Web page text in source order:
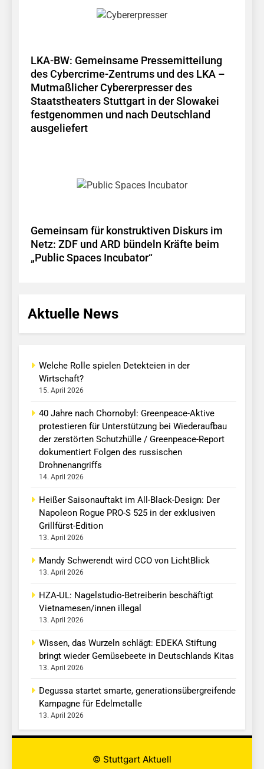
LKA-BW: Gemeinsame Pressemitteilung
des Cybercrime-Zentrums und des LKA –
Mutmaßlicher Cybererpresser des
Staatstheaters Stuttgart in der Slowakei
festgenommen und nach Deutschland
ausgeliefert
Gemeinsam für konstruktiven Diskurs im
Netz: ZDF und ARD bündeln Kräfte beim
„Public Spaces Incubator“
Aktuelle News
Welche Rolle spielen Detekteien in der
Wirtschaft?
15. April 2026
40 Jahre nach Chornobyl: Greenpeace-Aktive
protestieren für Unterstützung bei Wiederaufbau
der zerstörten Schutzhülle / Greenpeace-Report
dokumentiert Folgen des russischen
Drohnenangriffs
14. April 2026
Heißer Saisonauftakt im All-Black-Design: Der
Napoleon Rogue PRO-S 525 in der exklusiven
Grillfürst-Edition
13. April 2026
Mandy Schwerendt wird CCO von LichtBlick
13. April 2026
HZA-UL: Nagelstudio-Betreiberin beschäftigt
Vietnamesen/innen illegal
13. April 2026
Wissen, das Wurzeln schlägt: EDEKA Stiftung
bringt wieder Gemüsebeete in Deutschlands Kitas
13. April 2026
Degussa startet smarte, generationsübergreifende
Kampagne für Edelmetalle
13. April 2026
© Stuttgart Aktuell